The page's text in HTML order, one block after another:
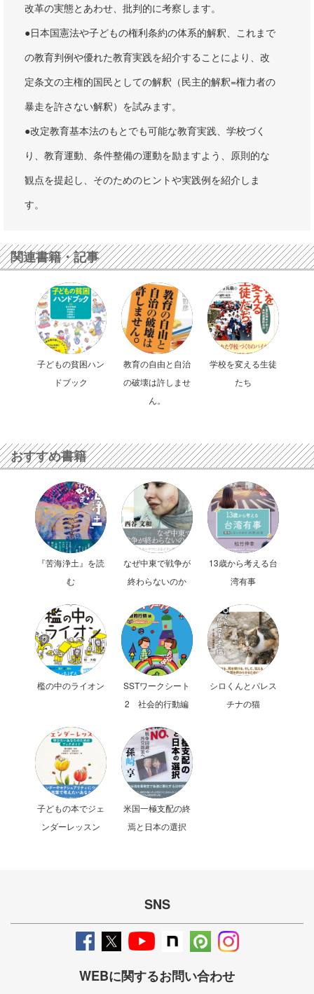
改革の実態とあわせ、批判的に考察します。
●日本国憲法や子どもの権利条約の体系的解釈、これまで
の教育判例や優れた教育実践を紹介することにより、改
定条文の主権的国民としての解釈（民主的解釈=権力者の
暴走を許さない解釈）を試みます。
●改定教育基本法のもとでも可能な教育実践、学校づく
り、教育運動、条件整備の運動を励ますよう、原則的な
観点を提起し、そのためのヒントや実践例を紹介しま
す。
関連書籍・記事
子どもの貧困ハン
ドブック
教育の自由と自治
の破壊は許しませ
ん。
学校を変える生徒
たち
おすすめ書籍
『苦海浄土』を読
む
なぜ中東で戦争が
終わらないのか
13歳から考える台
湾有事
檻の中のライオン
SSTワークシート
2 社会的行動編
シロくんとパレス
チナの猫
子どもの本でジェ
ンダーレッスン
米国一極支配の終
焉と日本の選択
SNS
WEBに関するお問い合わせ